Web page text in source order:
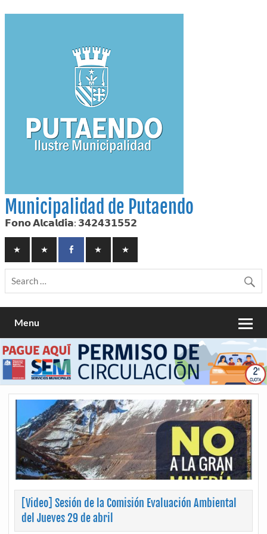
to
Municipalidad de Putaendo
𝗙𝗼𝗻𝗼 𝗔𝗹𝗰𝗮𝗹𝗱𝗶́𝗮: 𝟯𝟰𝟮𝟰𝟯𝟭𝟱𝟱𝟮
Menu
[Video] Sesión de la Comisión Evaluación Ambiental
del Jueves 29 de abril